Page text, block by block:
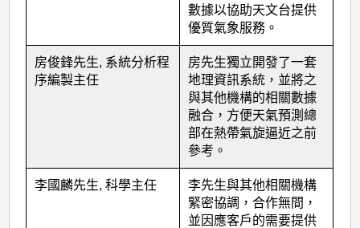
數據以協助天文台提供
優質氣象服務。
房俊鋒先生, 系統分析程
序編製主任
房先生獨立開發了一套
地理資訊系統，並將之
與其他機構的相關數據
融合，方便天氣預測總
部在熱帶氣旋逼近之前
參考。
李國麟先生, 科學主任
李先生與其他相關機構
緊密協調，合作無間，
並因應客戶的需要提供